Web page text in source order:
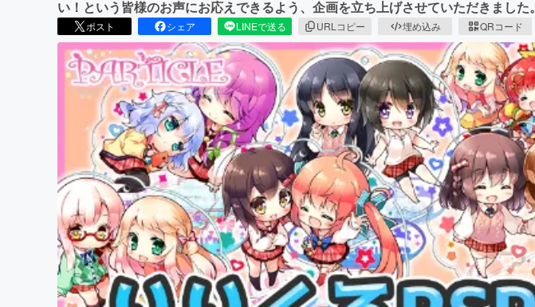
い！という皆様のお声にお応えできるよう、企画を立ち上げさせていただきました。
ポスト シェア LINEで送る URLコピー 埋め込み QRコード